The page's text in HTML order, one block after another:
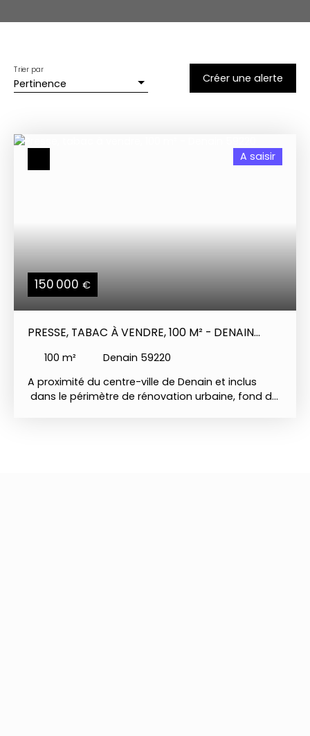
Pertinence
Trier par
Créer une alerte
150 000 €
A saisir
PRESSE, TABAC À VENDRE, 100 M² - DENAIN
100 m²
Denain 59220
A proximité du centre-ville de Denain et inclus
dans le périmètre de rénovation urbaine, fond de